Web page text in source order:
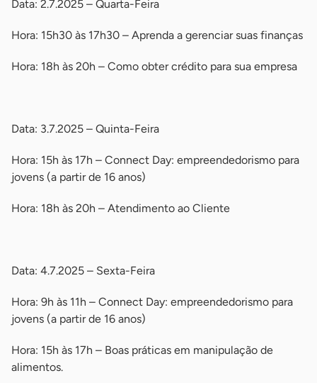
Data: 2.7.2025 – Quarta-Feira
Hora: 15h30 às 17h30 – Aprenda a gerenciar suas finanças
Hora: 18h às 20h – Como obter crédito para sua empresa
Data: 3.7.2025 – Quinta-Feira
Hora: 15h às 17h – Connect Day: empreendedorismo para
jovens (a partir de 16 anos)
Hora: 18h às 20h – Atendimento ao Cliente
Data: 4.7.2025 – Sexta-Feira
Hora: 9h às 11h – Connect Day: empreendedorismo para
jovens (a partir de 16 anos)
Hora: 15h às 17h – Boas práticas em manipulação de
alimentos.